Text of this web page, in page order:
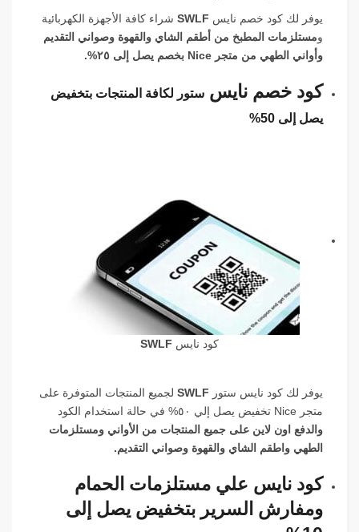
يوفر لك كود خصم نايس SWLF شراء كافة الأجهزة الكهربائية
ومستلزمات المطبخ من أطقم الشاي والقهوة وصواني التقديم
وأواني الطهي من متجر Nice بخصم يصل إلى ٢٥%.
كود خصم نايس ستور لكافة المنتجات بتخفيض
يصل إلى 50%
كود نايس SWLF
يوفر لك كود نايس ستور SWLF لجميع المنتجات المتوفرة على
متجر Nice تخفيض يصل إلي ٥٠% في حالة استخدام الكود
والدفع اون لاين على جميع المنتجات من الأواني ومستلزمات
الطهي واطقم الشاي والقهوة وصواني التقديم.
كود نايس علي مستلزمات الحمام
ومفارش السرير بتخفيض يصل إلى